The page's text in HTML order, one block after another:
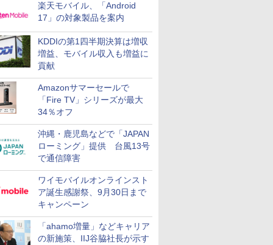
楽天モバイル、「Android
17」の対象製品を案内
KDDIの第1四半期決算は増収
増益、モバイル収入も増益に
貢献
Amazonサマーセールで
「Fire TV」シリーズが最大
34％オフ
沖縄・鹿児島などで「JAPAN
ローミング」提供 台風13号
で通信障害
ワイモバイルオンラインスト
ア誕生感謝祭、9月30日まで
キャンペーン
「ahamo増量」などキャリア
の新施策、IIJ谷脇社長が示す